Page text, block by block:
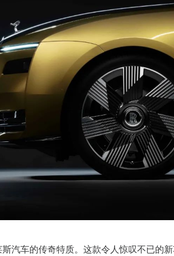
汽车的传奇特质。这款令人惊叹不已的